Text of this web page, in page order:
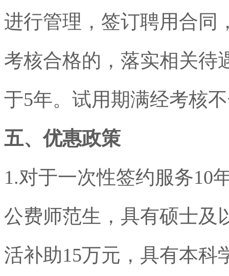
进行管理，签订聘用合同
考核合格的，落实相关待
于5年。试用期满经考核
五、优惠政策
1.对于一次性签约服务10
公费师范生，具有硕士及
活补助15万元，具有本科